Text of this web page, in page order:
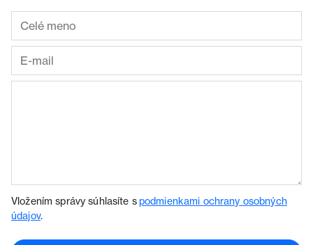
Vložením správy súhlasíte spodmienkami ochrany osobných
údajov.